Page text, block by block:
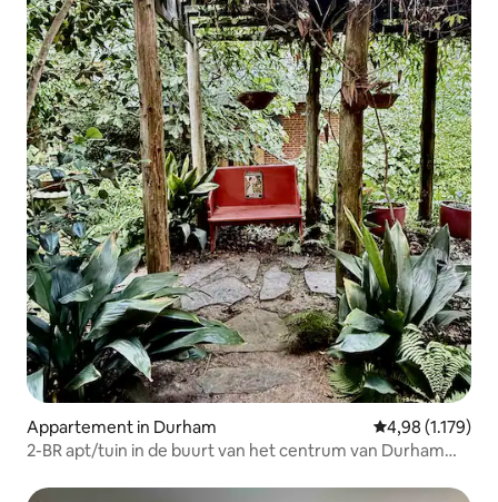
Appartement in Durham Gemiddelde
4,98 (1.179)
2-BR apt/tuin in de buurt van het centrum van Durham